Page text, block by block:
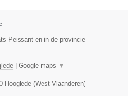
Peissant en in de provincie
| Google maps ▼
Hooglede (West-Vlaanderen)